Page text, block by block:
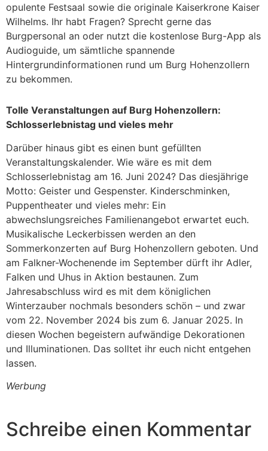
opulente Festsaal sowie die originale Kaiserkrone Kaiser
Wilhelms. Ihr habt Fragen? Sprecht gerne das
Burgpersonal an oder nutzt die kostenlose Burg-App als
Audioguide, um sämtliche spannende
Hintergrundinformationen rund um Burg Hohenzollern
zu bekommen.
Tolle Veranstaltungen auf Burg Hohenzollern:
Schlosserlebnistag und vieles mehr
Darüber hinaus gibt es einen bunt gefüllten
Veranstaltungskalender. Wie wäre es mit dem
Schlosserlebnistag am 16. Juni 2024? Das diesjährige
Motto: Geister und Gespenster. Kinderschminken,
Puppentheater und vieles mehr: Ein
abwechslungsreiches Familienangebot erwartet euch.
Musikalische Leckerbissen werden an den
Sommerkonzerten auf Burg Hohenzollern geboten. Und
am Falkner-Wochenende im September dürft ihr Adler,
Falken und Uhus in Aktion bestaunen. Zum
Jahresabschluss wird es mit dem königlichen
Winterzauber nochmals besonders schön – und zwar
vom 22. November 2024 bis zum 6. Januar 2025. In
diesen Wochen begeistern aufwändige Dekorationen
und Illuminationen. Das solltet ihr euch nicht entgehen
lassen.
Werbung
Schreibe einen Kommentar